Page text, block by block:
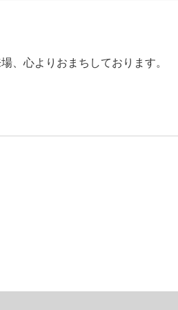
、心よりおまちしております。